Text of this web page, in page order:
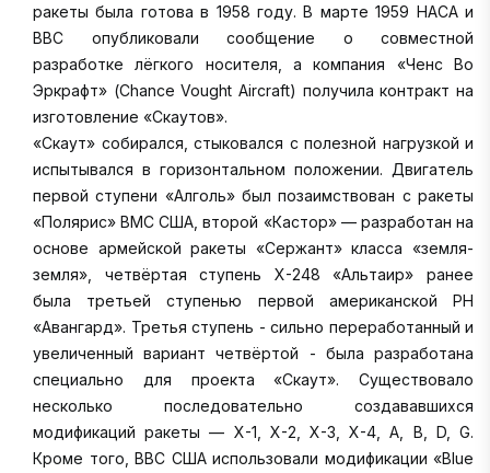
ракеты была готова в 1958 году. В марте 1959 НАСА и
ВВС опубликовали сообщение о совместной
разработке лёгкого носителя, а компания «Ченс Во
Эркрафт» (Chance Vought Aircraft) получила контракт на
изготовление «Скаутов».
«Скаут» собирался, стыковался с полезной нагрузкой и
испытывался в горизонтальном положении. Двигатель
первой ступени «Алголь» был позаимствован с ракеты
«Полярис» ВМС США, второй «Кастор» — разработан на
основе армейской ракеты «Сержант» класса «земля-
земля», четвёртая ступень X-248 «Альтаир» ранее
была третьей ступенью первой американской РН
«Авангард». Третья ступень - сильно переработанный и
увеличенный вариант четвёртой - была разработана
специально для проекта «Скаут». Существовало
несколько последовательно создававшихся
модификаций ракеты — X-1, X-2, X-3, X-4, A, B, D, G.
Кроме того, ВВС США использовали модификации «Blue